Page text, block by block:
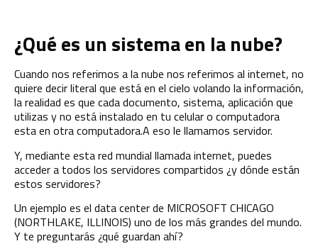
¿Qué es un sistema en la nube?
Cuando nos referimos a lanube nos referimos al internet, no
quiere decir literal que está en el cielo volando la información,
la realidad es que cada documento, sistema, aplicación que
utilizas y no está instalado en tu celular o computadora
esta en otra computadora.A eso le llamamos servidor.
Y, mediante esta red mundial llamada internet, puedes
acceder a todos los servidores compartidos ¿y dónde están
estos servidores?
Un ejemplo es el data center de MICROSOFT CHICAGO
(NORTHLAKE, ILLINOIS) uno de los más grandes del mundo.
Y te preguntarás ¿qué guardan ahí?